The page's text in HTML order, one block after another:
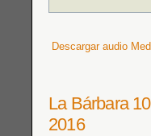
Descargar audio
La Bárbara
2016